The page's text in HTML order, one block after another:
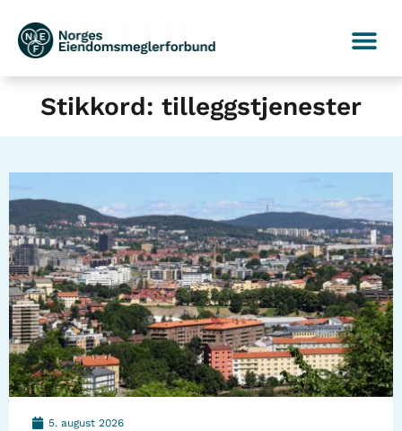
Stikkord: tilleggstjenester
5. august 2026